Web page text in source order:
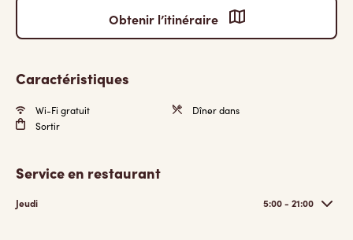
Obtenir l’itinéraire
Caractéristiques
Wi-Fi gratuit
Dîner dans
Sortir
Service en restaurant
Jeudi 5:00 - 21:00